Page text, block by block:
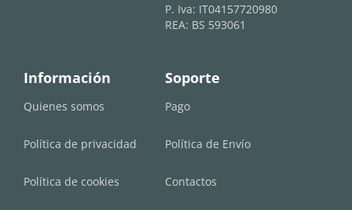
P. Iva: IT04157720980
REA: BS 593061
Información
Quienes somos
Política de privacidad
Política de cookies
Soporte
Pago
Política de Envío
Contactos